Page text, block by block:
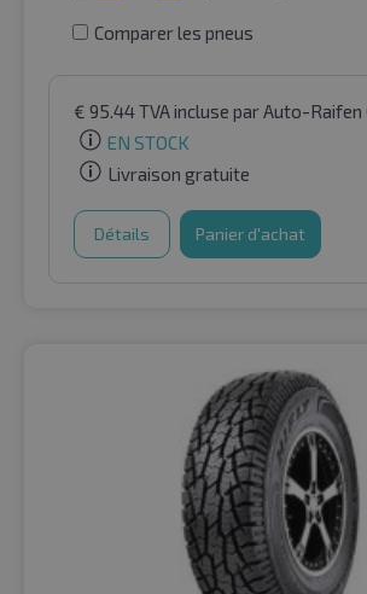
Comparer les pneus
€ 95.44TVA incluse par Auto-Raifen
EN STOCK
Livraison gratuite
Détails Panier d'achat